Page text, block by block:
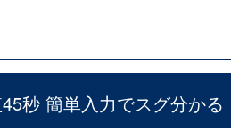
秒 簡単入力でスグ分かる